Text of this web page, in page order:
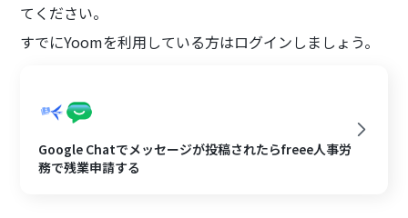
てください。
すでにYoomを利用している方はログインしましょう。
Google Chatでメッセージが投稿されたらfreee人事労
務で残業申請する